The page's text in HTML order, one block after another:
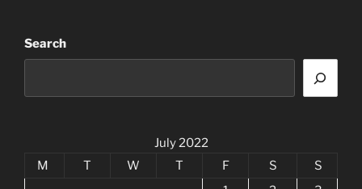
Search
July 2022
M
T W T F S
S